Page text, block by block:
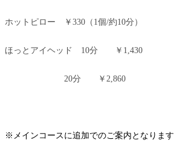
ホットピロー ￥330（1個/約10分）
ほっとアイヘッド 10分 ￥1,430
20分 ￥2,860
※メインコースに追加でのご案内となります